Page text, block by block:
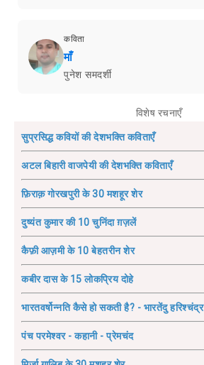
कविता
माँ
पुनेश समदर्शी
विशेष रचनाएँ
सुप्रसिद्ध कवियों की देशभक्ति कविताएँ
अटल बिहारी वाजपेयी की देशभक्ति कविताएँ
फ़िराक़ गोरखपुरी के 30 मशहूर शेर
दुष्यंत कुमार की 10 चुनिंदा ग़ज़लें
कैफ़ी आज़मी के 10 बेहतरीन शेर
कबीर दास के 15 लोकप्रिय दोहे
भारतवर्षोन्नति कैसे हो सकती है? - भारतेंदु हरिश्चंद्र
पंच परमेश्वर - कहानी - प्रेमचंद